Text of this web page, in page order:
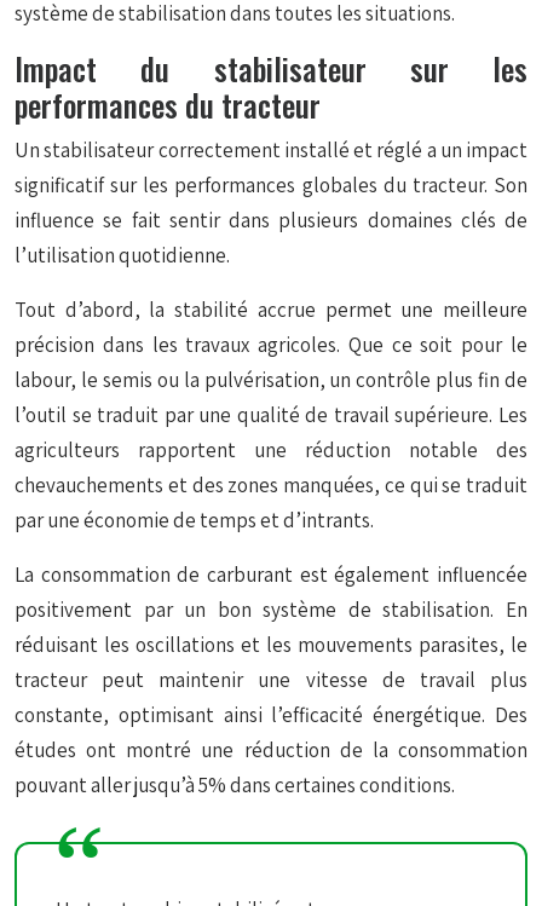
système de stabilisation dans toutes les situations.
Impact du stabilisateur sur les
performances du tracteur
Un stabilisateur correctement installé et réglé a un impact
significatif sur les performances globales du tracteur. Son
influence se fait sentir dans plusieurs domaines clés de
l’utilisation quotidienne.
Tout d’abord, la stabilité accrue permet une meilleure
précision dans les travaux agricoles. Que ce soit pour le
labour, le semis ou la pulvérisation, un contrôle plus fin de
l’outil se traduit par une qualité de travail supérieure. Les
agriculteurs rapportent une réduction notable des
chevauchements et des zones manquées, ce qui se traduit
par une économie de temps et d’intrants.
La consommation de carburant est également influencée
positivement par un bon système de stabilisation. En
réduisant les oscillations et les mouvements parasites, le
tracteur peut maintenir une vitesse de travail plus
constante, optimisant ainsi l’efficacité énergétique. Des
études ont montré une réduction de la consommation
pouvant aller jusqu’à 5% dans certaines conditions.